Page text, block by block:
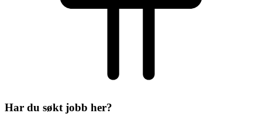
Har du søkt jobb her?